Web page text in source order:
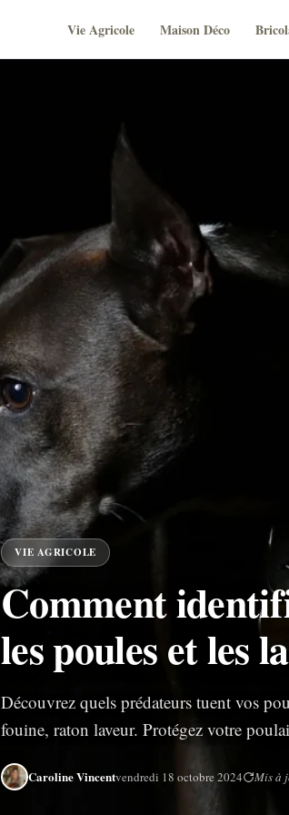
Vie Agricole Maison Déco
VIE AGRICOLE
Comment
les poules et les
Découvrez quels prédateurs tuent vos
fouine, raton laveur. Protégez votre
Caroline Vincentvendredi 18 octobre 2024 Mis à